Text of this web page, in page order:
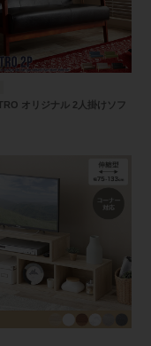
オリジナル 2人掛けソフ